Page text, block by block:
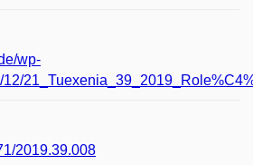
wp-
2019.39.008